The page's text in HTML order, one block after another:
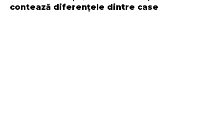
contează diferențele dintre case